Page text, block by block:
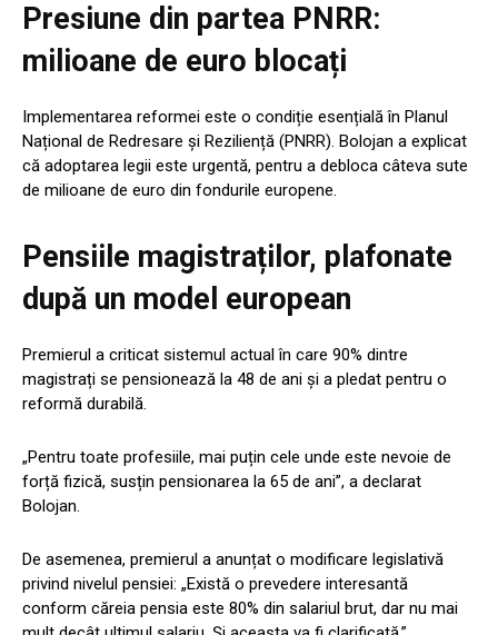
Presiune din partea PNRR:
milioane de euro blocați
Implementarea reformei este o condiție esențială în Planul
Național de Redresare și Reziliență (PNRR). Bolojan a explicat
că adoptarea legii este urgentă, pentru a debloca câteva sute
de milioane de euro din fondurile europene.
Pensiile magistraților, plafonate
după un model european
Premierul a criticat sistemul actual în care 90% dintre
magistrați se pensionează la 48 de ani și a pledat pentru o
reformă durabilă.
„Pentru toate profesiile, mai puțin cele unde este nevoie de
forță fizică, susțin pensionarea la 65 de ani”, a declarat
Bolojan.
De asemenea, premierul a anunțat o modificare legislativă
privind nivelul pensiei: „Există o prevedere interesantă
conform căreia pensia este 80% din salariul brut, dar nu mai